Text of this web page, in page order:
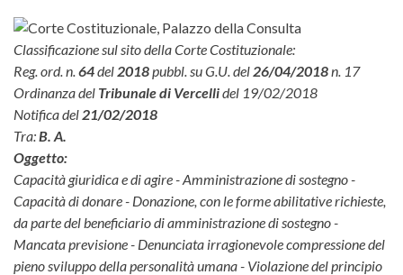
Classificazione sul sito della Corte Costituzionale:
Reg. ord. n.64del2018pubbl. su G.U. del26/04/2018n. 17
Ordinanza del Tribunale di Vercellidel 19/02/2018
Notifica del21/02/2018
Tra:B. A.
Oggetto:
Capacità giuridica e di agire - Amministrazione di sostegno -
Capacità di donare - Donazione, con le forme abilitative richieste,
da parte del beneficiario di amministrazione di sostegno -
Mancata previsione - Denunciata irragionevole compressione del
pieno sviluppo della personalità umana - Violazione del principio